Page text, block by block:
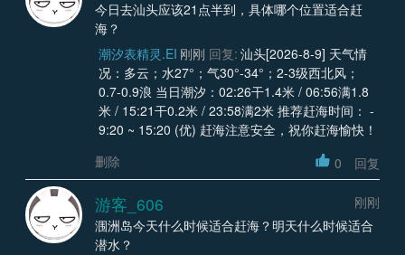
今日去汕头应该21点半到，具体哪个位置适合赶
海？
潮汐表精灵.EI 刚刚 回复: 汕头[2026-8-9] 天气情
况：多云；水27°；气30°-34°；2-3级西北风；
0.7-0.9浪 当日潮汐：02:26干1.4米 / 06:56满1.8
米 / 15:21干0.2米 / 23:58满2米 推荐赶海时间： -
9:20 ~ 15:20 (优) 赶海注意安全，祝你赶海愉快！
删除
0 回复
游客_606
刚刚
涠洲岛今天什么时候适合赶海？明天什么时候适合
潜水？